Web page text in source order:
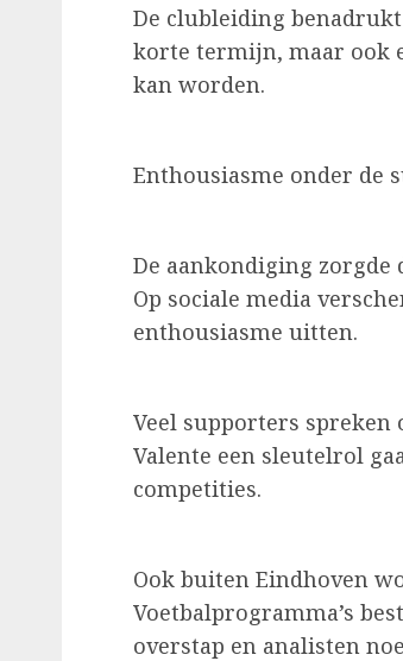
De clubleiding
korte termijn, maar ook
kan worden.
Enthousiasme onder de
De aankondiging zorgde
Op sociale media
enthousiasme uitten.
Veel supporters spreken
Valente een sleutelrol
competities.
Ook buiten Eindhoven
Voetbalprogramma’s
overstap en analisten